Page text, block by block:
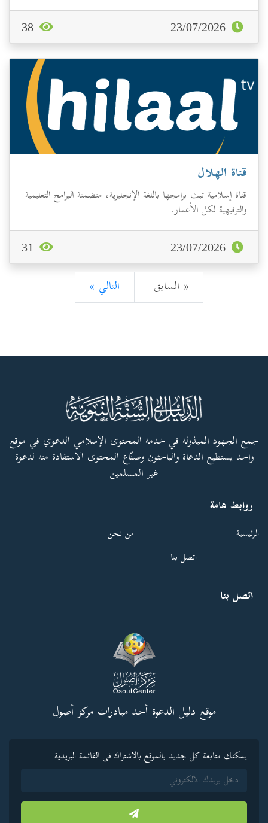
قناة الهلال
قناة إسلامية تبث برامجها باللغة الإنجليزية، متضمنة البرامج التعليمية
والترفيهية لكل الأعمار.
« السابق التالي »
جمع الجهود المبذولة في خدمة المحتوى الإسلامي الدعوي في موقع
واحد يستطيع الدعاة والباحثون وصنّاع المحتوى الاستفادة منه لدعوة
غير المسلمين
روابط هامة
الرئيسية
من نحن
اتصل بنا
اتصل بنا
موقع دليل الدعوة أحد مبادرات مركز أصول
يمكنك متابعة كل جديد بالموقع بالاشتراك فى القائمة البريدية